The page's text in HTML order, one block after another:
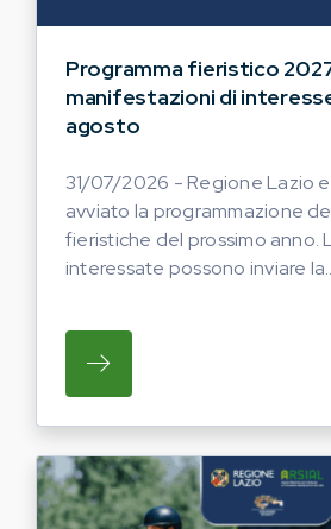
Programma fieristico
manifestazioni di
agosto
31/07/2026 - Regione Lazio
avviato la programmazione
fieristiche del prossimo anno.
interessate possono inviare
SU REGIONE LAZIO E